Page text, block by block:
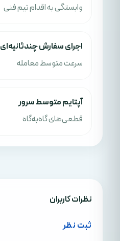
وابستگی به اقدام تیم فنی
اجرای سفارش چندثانیه‌ای
سرعت متوسط معامله
آپتایم متوسط سرور
قطعی‌های گاه‌به‌گاه
نظرات کاربران
ثبت نظر